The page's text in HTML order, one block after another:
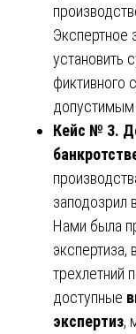
Экспертное
установить
фиктивного
допустимым
Кейс № 3.
заподозрил
Нами была
трехлетний
доступные
экспертиз,